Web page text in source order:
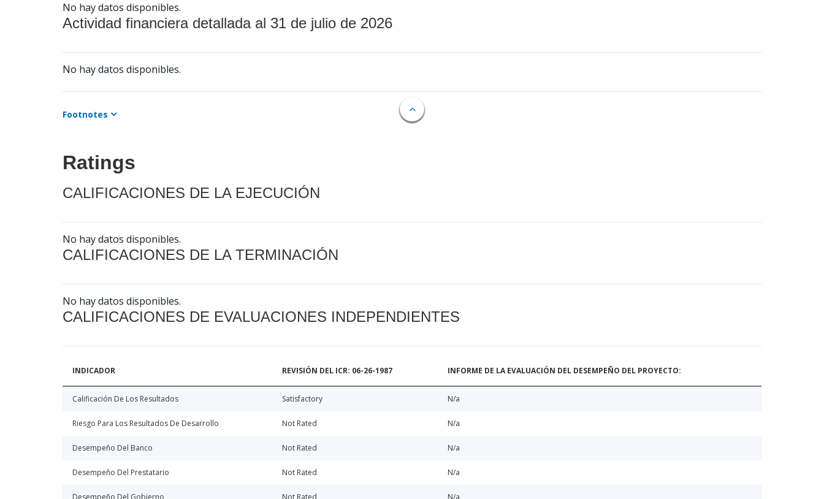
No hay datos disponibles.
Actividad financiera detallada al 31 de julio de 2026
No hay datos disponibles.
Footnotes
Ratings
CALIFICACIONES DE LA EJECUCIÓN
No hay datos disponibles.
CALIFICACIONES DE LA TERMINACIÓN
No hay datos disponibles.
CALIFICACIONES DE EVALUACIONES INDEPENDIENTES
INDICADOR REVISIÓN DEL ICR: 06-26-1987 INFORME DE LA EVALUACIÓN DEL DESEMPEÑO DEL PROYECTO:
Calificación De Los Resultados Satisfactory N/a
Riesgo Para Los Resultados De Desarrollo Not Rated N/a
Desempeño Del Banco Not Rated N/a
Desempeño Del Prestatario Not Rated N/a